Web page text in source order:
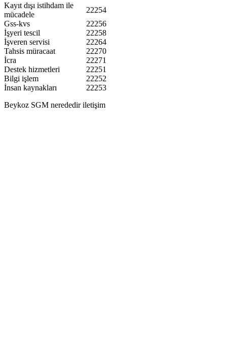
Kayıt dışı istihdam ile
mücadele
22254
Gss-kvs
22256
İşyeri tescil
22258
İşveren servisi
22264
Tahsis müracaat
22270
İcra
22271
Destek hizmetleri
22251
Bilgi işlem
22252
İnsan kaynakları
22253
Beykoz SGM nerededir iletişim